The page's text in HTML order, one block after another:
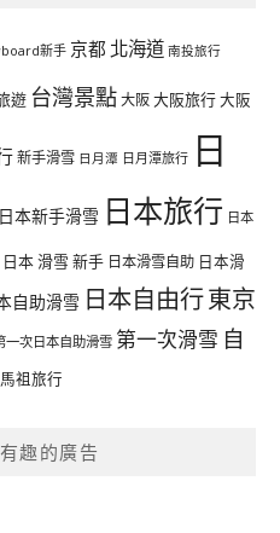
新手 京都 北海道 南投旅行
遊 台灣景點大阪大阪旅行大阪
新手滑雪 日月潭 日月潭旅行 日
日本新手滑雪 日本旅行 日本
日本 滑雪 新手 日本滑雪自助 日本滑
自助滑雪 日本自由行東京
一次日本自助滑雪 第一次滑雪 自
馬祖旅行
趣的廣告